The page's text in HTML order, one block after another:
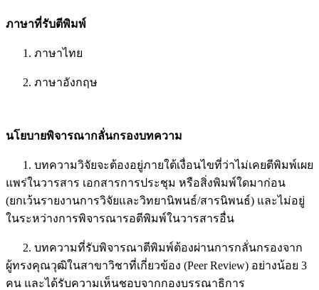
ภาษาที่รับตีพิมพ์
1. ภาษาไทย
2. ภาษาอังกฤษ
นโยบายพิจารณากลั่นกรองบทความ
1. บทความวิจัยจะต้องอยู่ภายใต้เงื่อนไขที่ว่าไม่เคยตีพิมพ์เผย
แพร่ในวารสาร เอกสารการประชุม หรือสิ่งพิมพ์ใดมาก่อน
(ยกเว้นรายงานการวิจัยและวิทยานิพนธ์/สารนิพนธ์) และไม่อยู่
ในระหว่างการพิจารณารอตีพิมพ์ในวารสารอื่น
2. บทความที่รับพิจารณาตีพิมพ์ต้องผ่านการกลั่นกรองจาก
ผู้ทรงคุณวุฒิในสาขาวิชาที่เกี่ยวข้อง (Peer Review) อย่างน้อย 3
คน และได้รับความเห็นชอบจากกองบรรณาธิการ